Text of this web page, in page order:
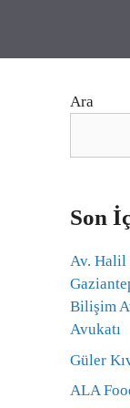
Ara
Son
Av. Halil
Bilişim
Avukatı
Güler
ALA